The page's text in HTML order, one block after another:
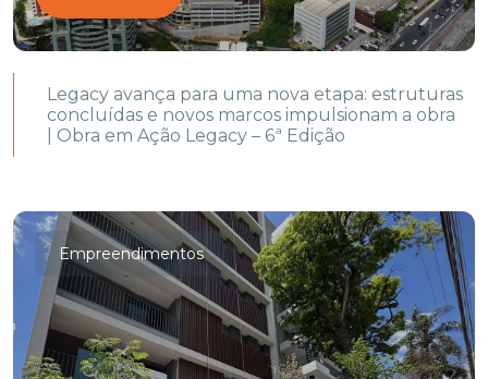
Legacy avança para uma nova etapa: estruturas
concluídas e novos marcos impulsionam a obra
| Obra em Ação Legacy – 6ª Edição
Empreendimentos